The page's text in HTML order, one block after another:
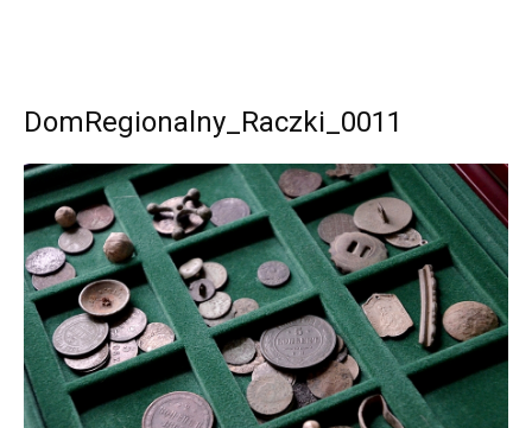
DomRegionalny_Raczki_0011